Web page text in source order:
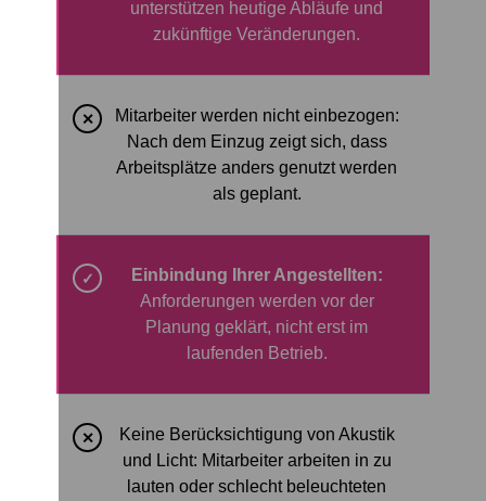
unterstützen heutige Abläufe und
zukünftige Veränderungen.
✕
Mitarbeiter werden nicht einbezogen:
Nach dem Einzug zeigt sich, dass
Arbeitsplätze anders genutzt werden
als geplant.
✓
Einbindung Ihrer Angestellten:
Anforderungen werden vor der
Planung geklärt, nicht erst im
laufenden Betrieb.
✕
Keine Berücksichtigung von Akustik
und Licht: Mitarbeiter arbeiten in zu
lauten oder schlecht beleuchteten